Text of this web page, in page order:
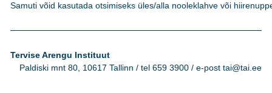
Samuti võid kasutada otsimiseks üles/alla nooleklahve või
Tervise Arengu Instituut
Paldiski mnt 80, 10617 Tallinn / tel 659 3900 / e-post tai@tai.ee